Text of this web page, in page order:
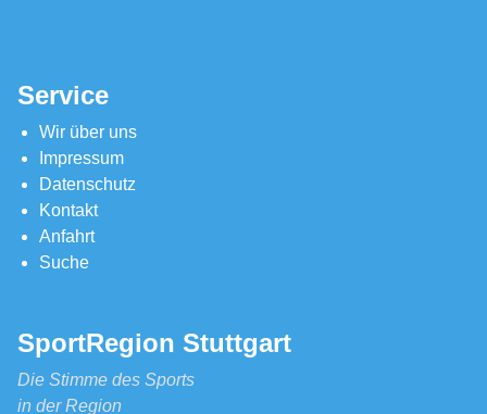
Service
Wir über uns
Impressum
Datenschutz
Kontakt
Anfahrt
Suche
SportRegion Stuttgart
Die Stimme des Sports
in der Region